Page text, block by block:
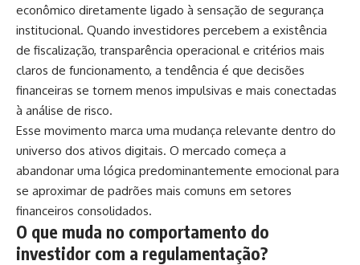
econômico diretamente ligado à sensação de segurança
institucional. Quando investidores percebem a existência
de fiscalização, transparência operacional e critérios mais
claros de funcionamento, a tendência é que decisões
financeiras se tornem menos impulsivas e mais conectadas
à análise de risco.
Esse movimento marca uma mudança relevante dentro do
universo dos ativos digitais. O mercado começa a
abandonar uma lógica predominantemente emocional para
se aproximar de padrões mais comuns em setores
financeiros consolidados.
O que muda no comportamento do
investidor com a regulamentação?